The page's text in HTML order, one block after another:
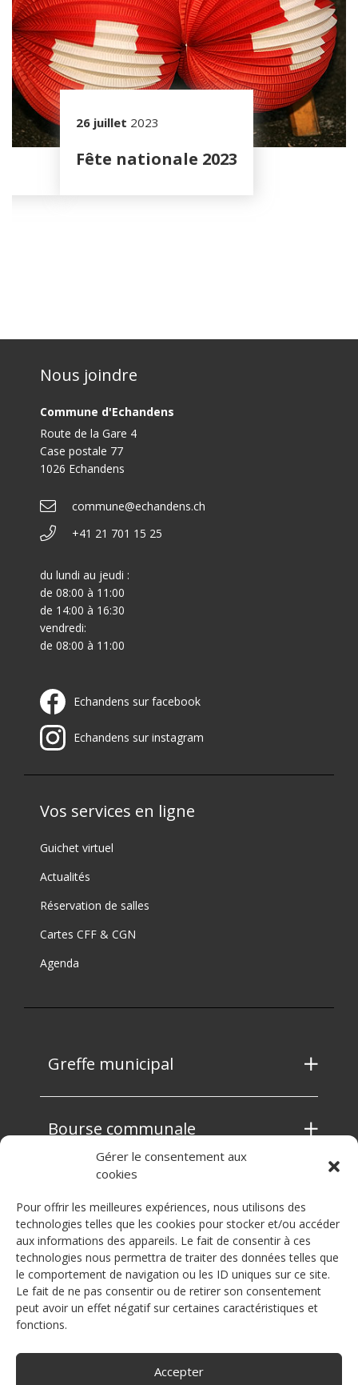
Gérer le consentement aux
cookies
Pour offrir les meilleures expériences, nous utilisons des
technologies telles que les cookies pour stocker et/ou accéder
aux informations des appareils. Le fait de consentir à ces
technologies nous permettra de traiter des données telles que
le comportement de navigation ou les ID uniques sur ce site.
Le fait de ne pas consentir ou de retirer son consentement
peut avoir un effet négatif sur certaines caractéristiques et
fonctions.
Accepter
26 juillet 2023
Fête nationale 2023
Nous joindre
Commune d'Echandens
Route de la Gare 4
Case postale 77
1026 Echandens
commune@echandens.ch
+41 21 701 15 25
du lundi au jeudi :
de 08:00 à 11:00
de 14:00 à 16:30
vendredi:
de 08:00 à 11:00
Echandens sur facebook
Echandens sur instagram
Vos services en ligne
Guichet virtuel
Actualités
Réservation de salles
Cartes CFF & CGN
Agenda
Greffe municipal
Bourse communale
Service technique
Sécurité publique